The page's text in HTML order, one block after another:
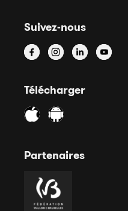
Suivez-nous
Télécharger
Partenaires